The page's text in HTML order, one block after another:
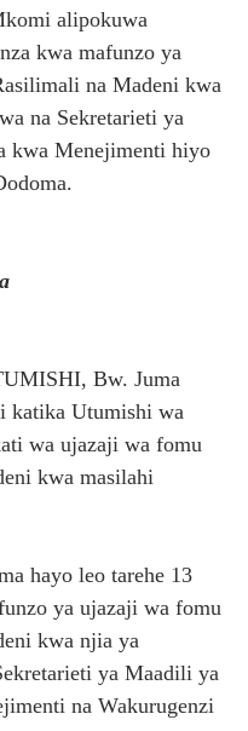
alipokuwa
kwa mafunzo ya
na Madeni kwa
na Sekretarieti ya
kwa Menejimenti hiyo
Bw. Juma
katika Utumishi wa
wa ujazaji wa fomu
kwa masilahi
hayo leo tarehe 13
ya ujazaji wa fomu
kwa njia ya
ya Maadili ya
na Wakurugenzi